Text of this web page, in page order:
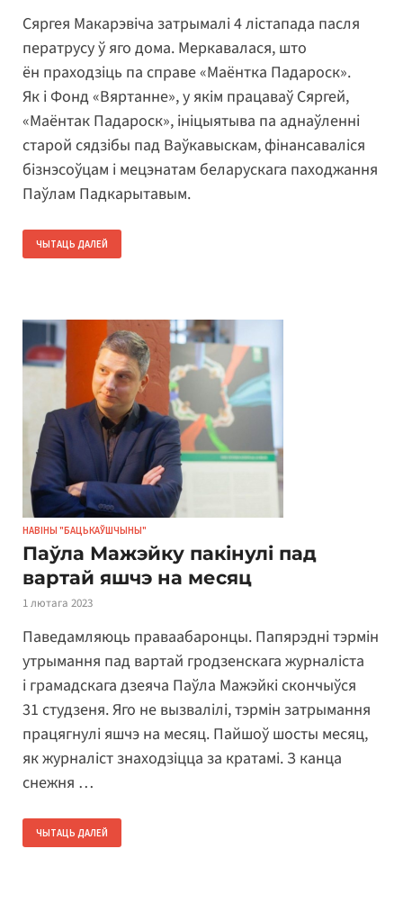
Сяргея Макарэвіча затрымалі 4 лістапада пасля
ператрусу ў яго дома. Меркавалася, што
ён праходзіць па справе «Маёнтка Падароск».
Як і Фонд «Вяртанне», у якім працаваў Сяргей,
«Маёнтак Падароск», ініцыятыва па аднаўленні
старой сядзібы пад Ваўкавыскам, фінансаваліся
бізнэсоўцам і мецэнатам беларускага паходжання
Паўлам Падкарытавым.
ЧЫТАЦЬ ДАЛЕЙ
НАВІНЫ "БАЦЬКАЎШЧЫНЫ"
Паўла Мажэйку пакінулі пад
вартай яшчэ на месяц
1 лютага 2023
Паведамляюць праваабаронцы. Папярэдні тэрмін
утрымання пад вартай гродзенскага журналіста
і грамадскага дзеяча Паўла Мажэйкі скончыўся
31 студзеня. Яго не вызвалілі, тэрмін затрымання
працягнулі яшчэ на месяц. Пайшоў шосты месяц,
як журналіст знаходзіцца за кратамі. З канца
снежня …
ЧЫТАЦЬ ДАЛЕЙ